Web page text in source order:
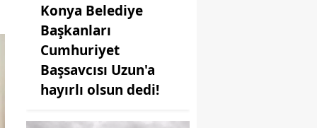
Konya Belediye
Başkanları
Cumhuriyet
Başsavcısı Uzun'a
hayırlı olsun dedi!